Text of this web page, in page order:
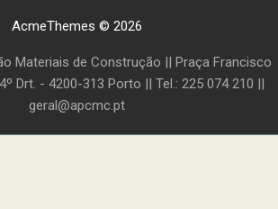
AcmeThemes © 2026
Materiais de Construção || Praça Francisco
Drt. - 4200-313 Porto || Tel.: 225 074 210 ||
geral@apcmc.pt